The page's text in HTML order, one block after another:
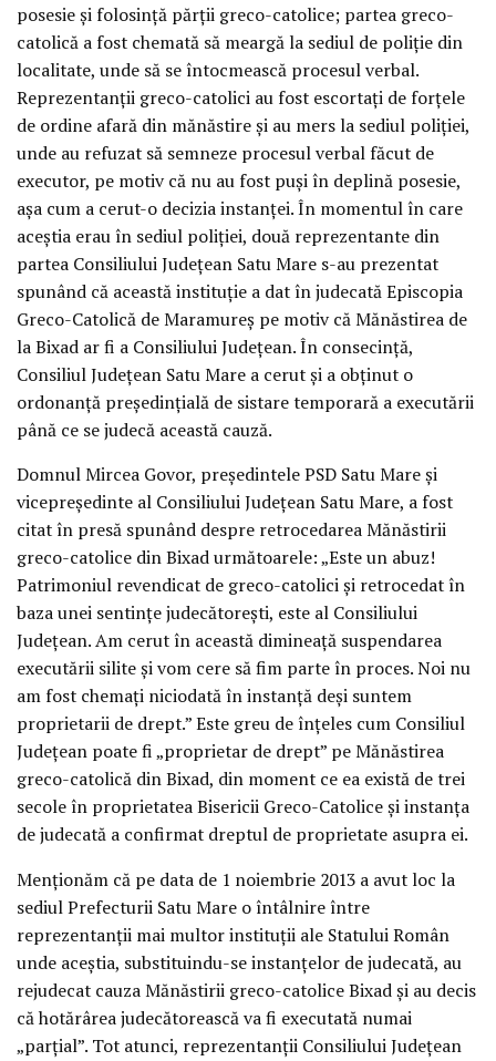
posesie şi folosinţă părţii greco-catolice; partea greco-
catolică a fost chemată să meargă la sediul de poliţie din
localitate, unde să se întocmească procesul verbal.
Reprezentanţii greco-catolici au fost escortaţi de forţele
de ordine afară din mănăstire şi au mers la sediul poliţiei,
unde au refuzat să semneze procesul verbal făcut de
executor, pe motiv că nu au fost puşi în deplină posesie,
aşa cum a cerut-o decizia instanţei. În momentul în care
aceştia erau în sediul poliţiei, două reprezentante din
partea Consiliului Judeţean Satu Mare s-au prezentat
spunând că această instituţie a dat în judecată Episcopia
Greco-Catolică de Maramureş pe motiv că Mănăstirea de
la Bixad ar fi a Consiliului Judeţean. În consecinţă,
Consiliul Judeţean Satu Mare a cerut şi a obţinut o
ordonanţă preşedinţială de sistare temporară a executării
până ce se judecă această cauză.
Domnul Mircea Govor, preşedintele PSD Satu Mare şi
vicepreşedinte al Consiliului Judeţean Satu Mare, a fost
citat în presă spunând despre retrocedarea Mănăstirii
greco-catolice din Bixad următoarele: „Este un abuz!
Patrimoniul revendicat de greco-catolici şi retrocedat în
baza unei sentinţe judecătoreşti, este al Consiliului
Judeţean. Am cerut în această dimineaţă suspendarea
executării silite şi vom cere să fim parte în proces. Noi nu
am fost chemaţi niciodată în instanţă deşi suntem
proprietarii de drept.” Este greu de înţeles cum Consiliul
Judeţean poate fi „proprietar de drept” pe Mănăstirea
greco-catolică din Bixad, din moment ce ea există de trei
secole în proprietatea Bisericii Greco-Catolice şi instanţa
de judecată a confirmat dreptul de proprietate asupra ei.
Menţionăm că pe data de 1 noiembrie 2013 a avut loc la
sediul Prefecturii Satu Mare o întâlnire între
reprezentanţii mai multor instituţii ale Statului Român
unde aceştia, substituindu-se instanţelor de judecată, au
rejudecat cauza Mănăstirii greco-catolice Bixad şi au decis
că hotărârea judecătorească va fi executată numai
„parţial”. Tot atunci, reprezentanţii Consiliului Judeţean